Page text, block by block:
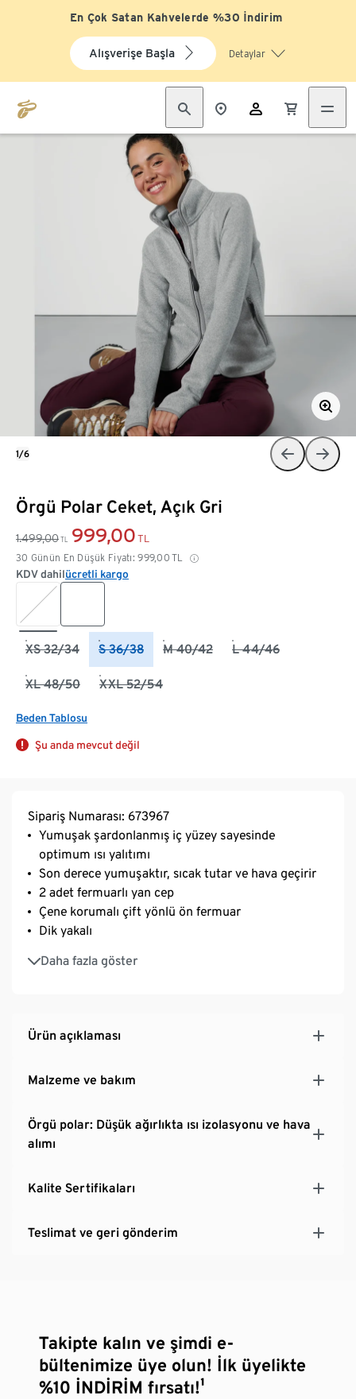
En Çok Satan Kahvelerde %30 İndirim
Alışverişe Başla Detaylar
Örgü Polar Ceket, Açık Gri
1.499,00 TL 999,00 TL
30 Günün En Düşük Fiyatı: 999,00 TL
KDV dahilücretli kargo
XS 32/34 S 36/38 M 40/42 L 44/46
XL 48/50 XXL 52/54
Beden Tablosu
Şu anda mevcut değil
1/6
Sipariş Numarası: 673967
Yumuşak şardonlanmış iç yüzey sayesinde
optimum ısı yalıtımı
Son derece yumuşaktır, sıcak tutar ve hava geçirir
2 adet fermuarlı yan cep
Çene korumalı çift yönlü ön fermuar
Dik yakalı
Daha fazla göster
Başparmak delikli
Yuvarlatılmış, uzun sırt kısmı
Ürün açıklaması
Malzeme ve bakım
Örgü polar: Düşük ağırlıkta ısı izolasyonu ve hava
alımı
Kalite Sertifikaları
Teslimat ve geri gönderim
Takipte kalın ve şimdi e-
bültenimize üye olun! İlk üyelikte
%10 İNDİRİM fırsatı!¹